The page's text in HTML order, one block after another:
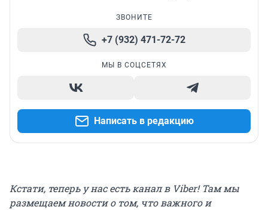
ЗВОНИТЕ
+7 (932) 471-72-72
МЫ В СОЦСЕТЯХ
Написать в редакцию
Кстати, теперь у нас есть канал в Viber! Там мы
размещаем новости о том, что важного и